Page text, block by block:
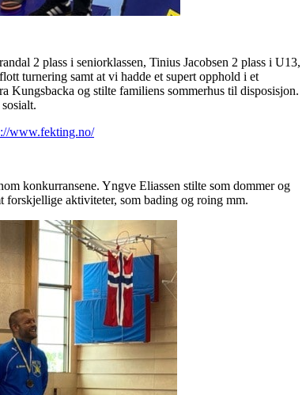
2 plass i seniorklassen, Tinius Jacobsen 2 plass i U13,
turnering samt at vi hadde et supert opphold i et
Kungsbacka og stilte familiens sommerhus til disposisjon.
www.fekting.no/
konkurransene. Yngve Eliassen stilte som dommer og
forskjellige aktiviteter, som bading og roing mm.